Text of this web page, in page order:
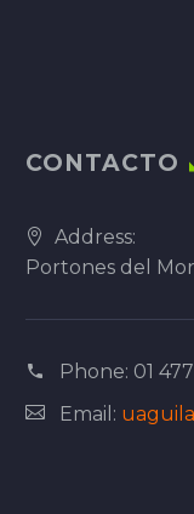
CONTACTO
Address:
Portones del
Phone: 01
Email: